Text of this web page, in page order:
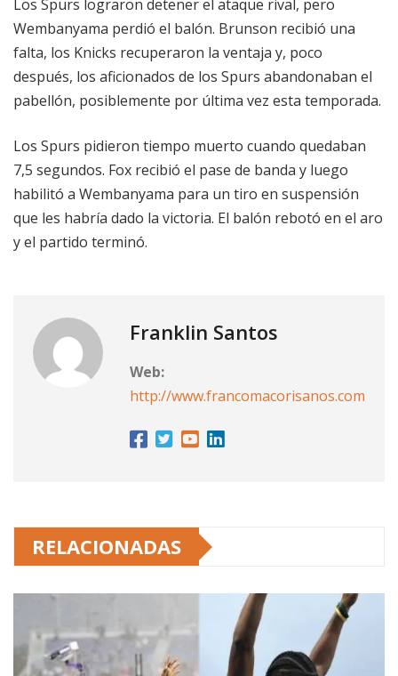
Los Spurs lograron detener el ataque rival, pero
Wembanyama perdió el balón. Brunson recibió una
falta, los Knicks recuperaron la ventaja y, poco
después, los aficionados de los Spurs abandonaban el
pabellón, posiblemente por última vez esta temporada.
Los Spurs pidieron tiempo muerto cuando quedaban
7,5 segundos. Fox recibió el pase de banda y luego
habilitó a Wembanyama para un tiro en suspensión
que les habría dado la victoria. El balón rebotó en el aro
y el partido terminó.
Franklin Santos
Web:
http://www.francomacorisanos.com
RELACIONADAS